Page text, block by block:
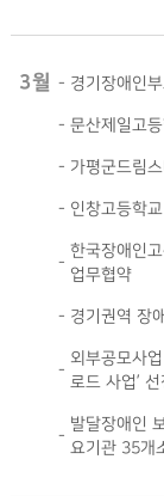
3월 - 경기장애인
- 문산제일고
- 가평군드림
- 인창고등학
-
한국장애인
업무협약
- 경기권역 장
-
외부공모사
로드 사업’
-
발달장애인
요기관 35개